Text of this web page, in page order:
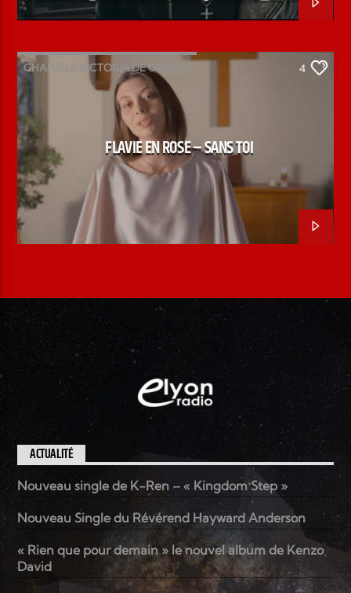
CHAPELLE VICTORIA DE GRASSE
CHORISTE MUINDA FLAVIE EN ROSE
SANS TOI
4
FLAVIE EN ROSE – SANS TOI
ACTUALITÉ
Nouveau single de K-Ren – « Kingdom Step »
Nouveau Single du Révérend Hayward Anderson
« Rien que pour demain » le nouvel album de Kenzo
David